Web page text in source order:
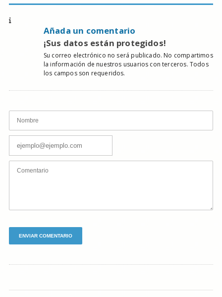
Añada un comentario
¡Sus datos están protegidos!
Su correo electrónico no será publicado. No compartimos
la información de nuestros usuarios con terceros. Todos
los campos son requeridos.